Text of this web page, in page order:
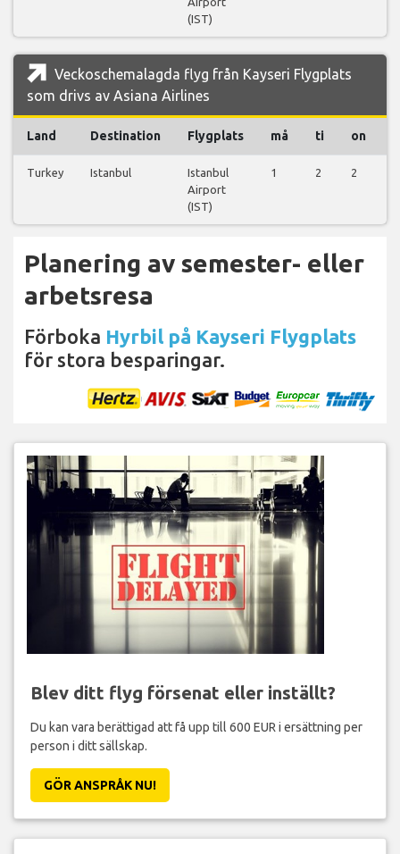
(IST)
Veckoschemalagda flyg från Kayseri Flygplats
som drivs av Asiana Airlines
Land Destination Flygplats må ti on
Turkey Istanbul
Istanbul
Airport
(IST)
1 2 2
Planering av semester- eller
arbetsresa
Förboka Hyrbil på Kayseri Flygplats
för stora besparingar.
Blev ditt flyg försenat eller inställt?
Du kan vara berättigad att få upp till 600 EUR i ersättning per
person i ditt sällskap.
GÖR ANSPRÅK NU!